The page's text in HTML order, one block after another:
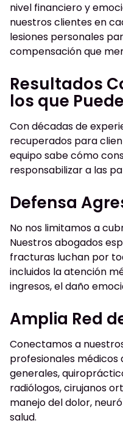
nivel financiero y
nuestros clientes en
lesiones personales
compensación que
Resultados
los que
Con décadas de
recuperados para
equipo sabe cómo
responsabilizar a las
Defensa
No nos limitamos a
Nuestros abogados
fracturas luchan por
incluidos la atención
ingresos, el daño
Amplia Red
Conectamos a
profesionales médicos
generales,
radiólogos, cirujanos
manejo del dolor,
salud.